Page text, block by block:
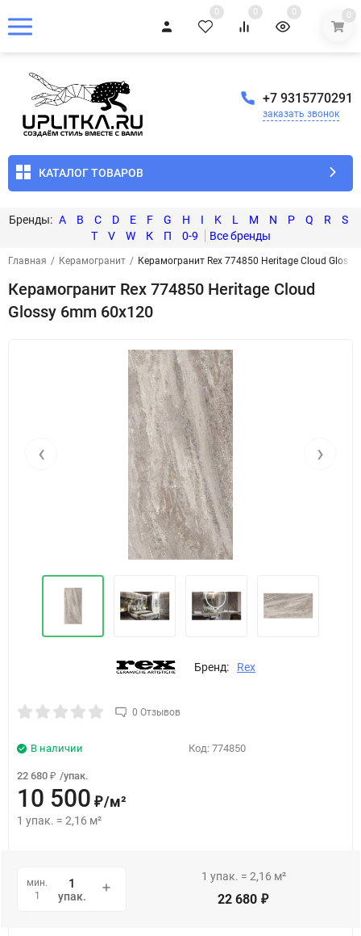
0 0 0 0
+7 9315770291
заказать звонок
КАТАЛОГ ТОВАРОВ
A B C D E F G H I K L M N P Q R
S
T
V W К П 0-9
Главная / Керамогранит / Керамогранит Rex 774850 Heritage Cloud
Керамогранит Rex 774850 Heritage Cloud
Glossy 6mm 60x120
‹ ›
Бренд: Rex
0 Отзывов
Код: 774850
В наличии
22 680 ₽ /упак.
10 500 ₽/м²
1 упак. = 2,16 м²
мин.
1
упак.
1 упак. = 2,16 м²
22 680 ₽